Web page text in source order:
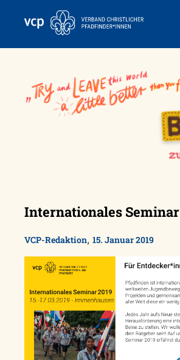
Internationales Seminar
VCP-Redaktion, 15. Januar 2019